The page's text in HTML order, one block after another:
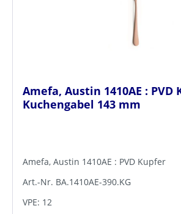
Amefa, Austin 1410AE : PVD
Kuchengabel 143 mm
Amefa, Austin 1410AE : PVD Kupfer
Art.-Nr. BA.1410AE-390.KG
VPE: 12